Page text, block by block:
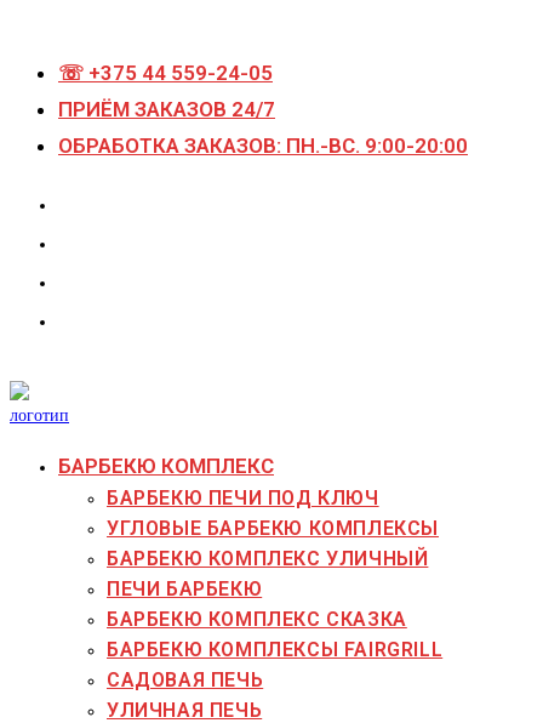
содержимому
☏ +375 44 559-24-05
ПРИЁМ ЗАКАЗОВ 24/7
ОБРАБОТКА ЗАКАЗОВ: ПН.-ВС. 9:00-20:00
БАРБЕКЮ КОМПЛЕКС
БАРБЕКЮ ПЕЧИ ПОД КЛЮЧ
УГЛОВЫЕ БАРБЕКЮ КОМПЛЕКСЫ
БАРБЕКЮ КОМПЛЕКС УЛИЧНЫЙ
ПЕЧИ БАРБЕКЮ
БАРБЕКЮ КОМПЛЕКС СКАЗКА
БАРБЕКЮ КОМПЛЕКСЫ FAIRGRILL
САДОВАЯ ПЕЧЬ
УЛИЧНАЯ ПЕЧЬ